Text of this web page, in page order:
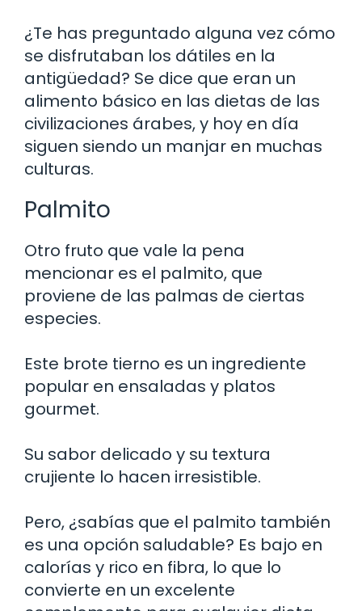
¿Te has preguntado alguna vez cómo
se disfrutaban los dátiles en la
antigüedad? Se dice que eran un
alimento básico en las dietas de las
civilizaciones árabes, y hoy en día
siguen siendo un manjar en muchas
culturas.
Palmito
Otro fruto que vale la pena
mencionar es el palmito, que
proviene de las palmas de ciertas
especies.
Este brote tierno es un ingrediente
popular en ensaladas y platos
gourmet.
Su sabor delicado y su textura
crujiente lo hacen irresistible.
Pero, ¿sabías que el palmito también
es una opción saludable? Es bajo en
calorías y rico en fibra, lo que lo
convierte en un excelente